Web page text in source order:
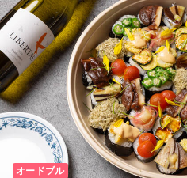
オードブル